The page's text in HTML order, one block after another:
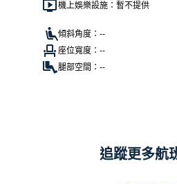
機上娛樂設施：暫不提供
傾斜角度：--
座位寬度：--
腿部空間：--
追蹤更多航